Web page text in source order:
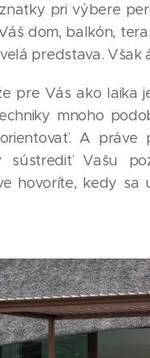
pri výbere
dom, balkón,
predstava. Však
pre Vás ako laika
mnoho
A práve
sústrediť Vašu
hovoríte, kedy sa